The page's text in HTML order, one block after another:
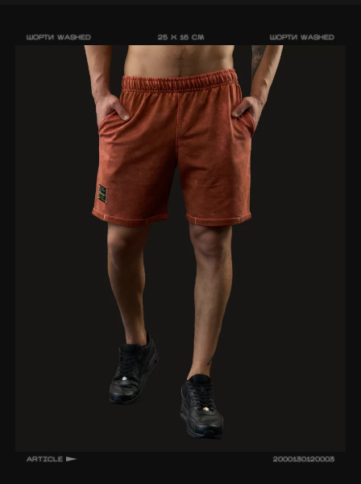
ШОРТИ WASHED 25 X 16 CM ШОРТИ WASHED
ARTICLE 2000130120003